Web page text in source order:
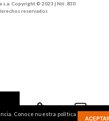
Conoce nuestra política
Ver más
s.a. Copyright © 2023 | Nit: 830
reservados
2